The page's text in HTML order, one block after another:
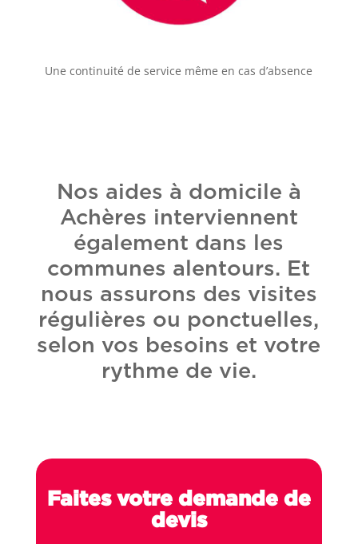
Une continuité de service même en cas d’absence
Nos aides à domicile à
Achères interviennent
également dans les
communes alentours. Et
nous assurons des visites
régulières ou ponctuelles,
selon vos besoins et votre
rythme de vie.
Faites votre demande de
devis